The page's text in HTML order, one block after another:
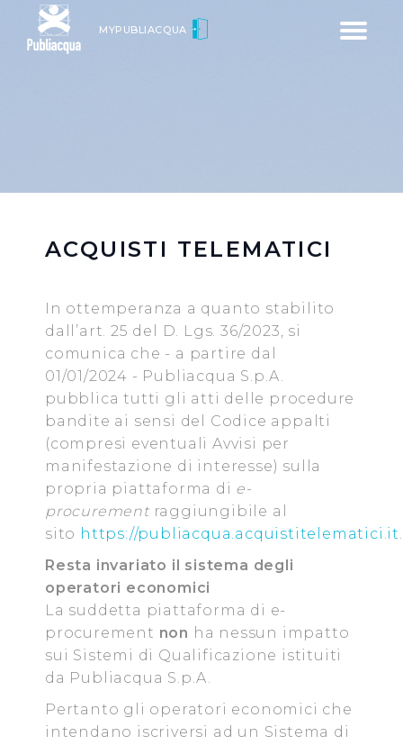
Toggle
MYPUBLIACQUA
ACQUISTI TELEMATICI
In ottemperanza a quanto stabilito
dall’art. 25 del D. Lgs. 36/2023, si
comunica che - a partire dal
01/01/2024 - Publiacqua S.p.A.
pubblica tutti gli atti delle procedure
bandite ai sensi del Codice appalti
(compresi eventuali Avvisi per
manifestazione di interesse) sulla
propria piattaforma di e-
procurement raggiungibile al
sito https://publiacqua.acquistitelematici.it.
Resta invariato il sistema degli
operatori economici
La suddetta piattaforma di e-
procurement non ha nessun impatto
sui Sistemi di Qualificazione istituiti
da Publiacqua S.p.A.
Pertanto gli operatori economici che
intendano iscriversi ad un Sistema di